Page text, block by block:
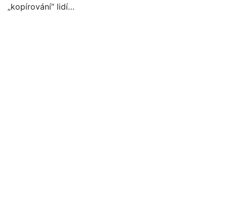
„kopírování“ lidí…